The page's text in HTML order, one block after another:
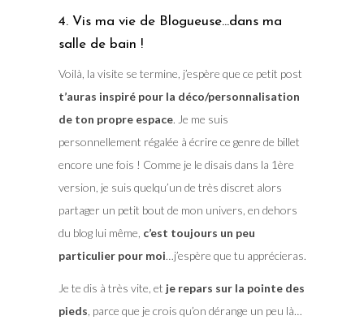
4. Vis ma vie de Blogueuse…dans ma
salle de bain !
Voilà, la visite se termine, j’espère que ce petit post
t’auras inspiré pour la déco/personnalisation
de ton propre espace. Je me suis
personnellement régalée à écrire ce genre de billet
encore une fois ! Comme je le disais dans la 1ère
version, je suis quelqu’un de très discret alors
partager un petit bout de mon univers, en dehors
du blog lui même, c’est toujours un peu
particulier pour moi…j’espère que tu apprécieras.
Je te dis à très vite, et je repars sur la pointe des
pieds , parce que je crois qu’on dérange un peu là…